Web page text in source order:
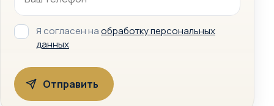
Я согласен наобработку персональных
данных